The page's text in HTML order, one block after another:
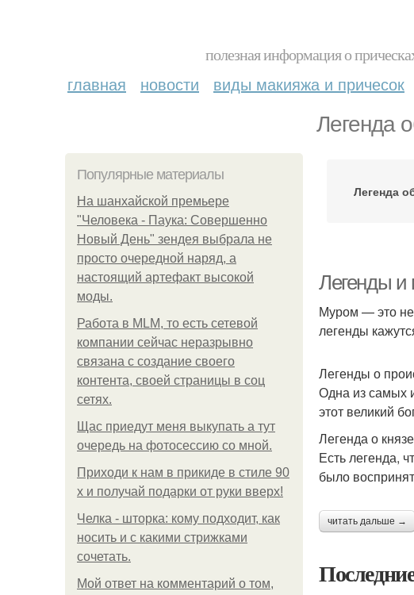
полезная информация о
главная новости виды макияжа и причесок
Легенда
Популярные материалы
На шанхайской премьере
"Человека - Паука: Совершенно
Новый День" зендея выбрала не
просто очередной наряд, а
настоящий артефакт высокой
моды.
Работа в MLM, то есть сетевой
компании сейчас неразрывно
связана с создание своего
контента, своей страницы в соц
сетях.
Щас приедут меня выкупать а тут
очередь на фотосессию со мной.
Приходи к нам в прикиде в стиле 90
х и получай подарки от руки вверх!
Челка - шторка: кому подходит, как
носить и с какими стрижками
сочетать.
Мой ответ на комментарий о том,
Легенда
Легенды и
Муром — это не
легенды
Легенды о
Одна из самых
этот великий
Легенда о князе
Есть легенда,
было
читать дальше →